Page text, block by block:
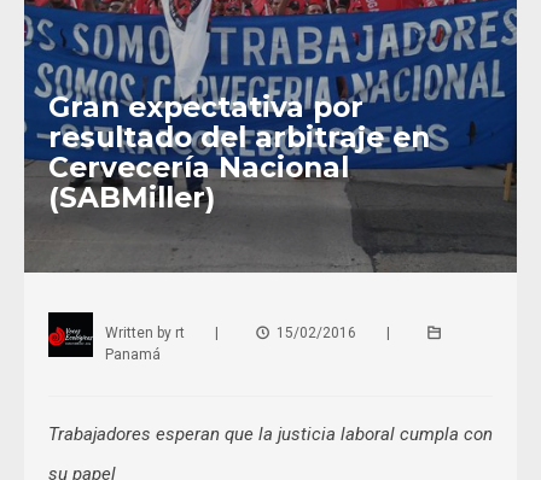
Gran expectativa por
resultado del arbitraje en
Cervecería Nacional
(SABMiller)
Written by rt 15/02/2016
Panamá
Trabajadores esperan que la justicia laboral cumpla con
su papel